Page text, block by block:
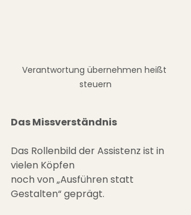
Verantwortung übernehmen heißt
steuern
Das Missverständnis
Das Rollenbild der Assistenz ist in
vielen Köpfen
noch von „Ausführen statt
Gestalten“ geprägt.